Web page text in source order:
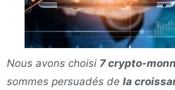
Nous avons choisi 7 crypto-
sommes persuadés de la